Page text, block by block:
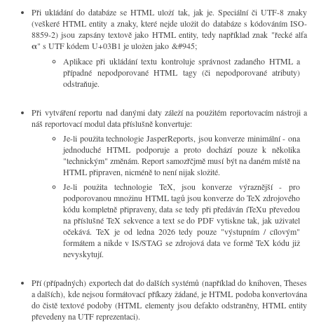
Při ukládání do databáze se HTML uloží tak, jak je. Speciální či UTF-8 znaky
(veškeré HTML entity a znaky, které nejde uložit do databáze s kódováním ISO-
8859-2) jsou zapsány textově jako HTML entity, tedy například znak "řecké alfa
α" s UTF kódem U+03B1 je uložen jako &#945;
Aplikace při ukládání textu kontroluje správnost zadaného HTML a
případné nepodporované HTML tagy (či nepodporované atributy)
odstraňuje.
Při vytváření reportu nad danými daty záleží na použitém reportovacím nástroji a
náš reportovací modul data příslušně konvertuje:
Je-li použita technologie JasperReports, jsou konverze minimální - ona
jednoduché HTML podporuje a proto dochází pouze k několika
"technickým" změnám. Report samozřčjmě musí být na daném místě na
HTML připraven, nicméně to není nijak složité.
Je-li použita technologie TeX, jsou konverze výraznější - pro
podporovanou množinu HTML tagů jsou konverze do TeX zdrojového
kódu kompletně připraveny, data se tedy při předáván íTeXu převedou
na příslušné TeX sekvence a text se do PDF vytiskne tak, jak uživatel
očekává. TeX je od ledna 2026 tedy pouze "výstupním / cílovým"
formátem a nikde v IS/STAG se zdrojová data ve formě TeX kódu již
nevyskytují.
Pří (případných) exportech dat do dalších systémů (například do knihoven, Theses
a dalších), kde nejsou formátovací příkazy žádané, je HTML podoba konvertována
do čistě textové podoby (HTML elementy jsou defakto odstraněny, HTML entity
převedeny na UTF reprezentaci).